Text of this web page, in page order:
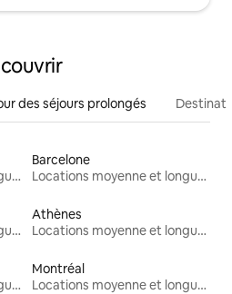
des séjours prolongés
Locations moyenne et longue durée
Barcelone
Locations moyenne et longue durée
Locations moyenne et longue durée
Athènes
Locations moyenne et longue durée
Locations moyenne et longue durée
Montréal
Locations moyenne et longue durée